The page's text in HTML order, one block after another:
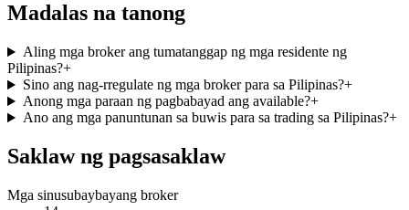
Madalas na tanong
Aling mga broker ang tumatanggap ng mga residente ng
Pilipinas?+
Sino ang nag-rregulate ng mga broker para sa Pilipinas?+
Anong mga paraan ng pagbabayad ang available?+
Ano ang mga panuntunan sa buwis para sa trading sa Pilipinas?+
Saklaw ng pagsasaklaw
Mga sinusubaybayang broker